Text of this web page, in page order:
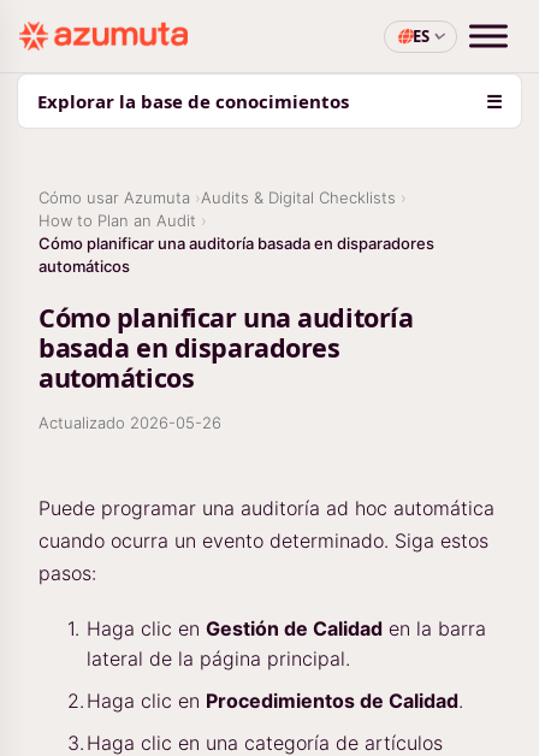
ES
Explorar la base de conocimientos ☰
Cómo usar Azumuta
Audits & Digital Checklists
How to Plan an Audit
Cómo planificar una auditoría basada en disparadores
automáticos
Cómo planificar una auditoría
basada en disparadores
automáticos
Actualizado 2026-05-26
Puede programar una auditoría ad hoc automática
cuando ocurra un evento determinado. Siga estos
pasos:
Haga clic en Gestión de Calidad en la barra
lateral de la página principal.
Haga clic en Procedimientos de Calidad.
Haga clic en una categoría de artículos